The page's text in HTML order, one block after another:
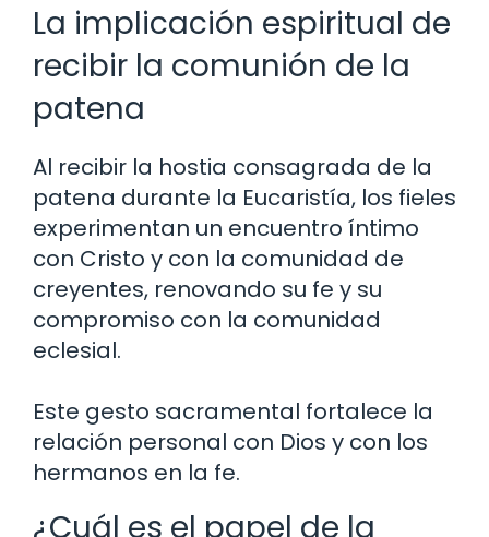
La implicación espiritual de
recibir la comunión de la
patena
Al recibir la hostia consagrada de la
patena durante la Eucaristía, los fieles
experimentan un encuentro íntimo
con Cristo y con la comunidad de
creyentes, renovando su fe y su
compromiso con la comunidad
eclesial.
Este gesto sacramental fortalece la
relación personal con Dios y con los
hermanos en la fe.
¿Cuál es el papel de la